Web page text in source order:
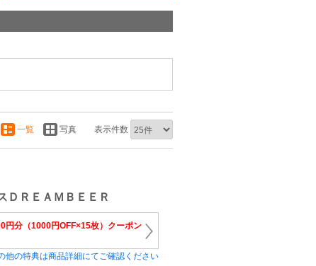
一覧 写真 表示件数
ＤＲＥＡＭＢＥＥＲ
円分（1000円OFF×15枚）クーポン
他の特典は商品詳細にてご確認ください